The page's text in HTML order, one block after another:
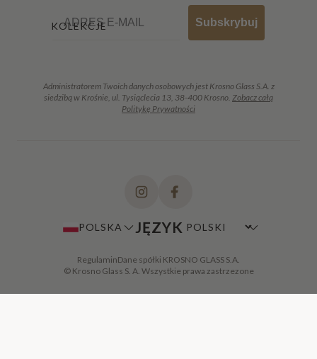
KOLEKCJE
Subskrybuj
Administratorem Twoich danych osobowych jest Krosno Glass S.A. z
siedzibą w Krośnie, ul. Tysiąclecia 13, 38-400 Krosno. Zobacz całą
Politykę Prywatności
POLSKA JĘZYK
RegulaminDane spółki KROSNO GLASS S.A.
© Krosno Glass S. A. Wszystkie prawa zastrzezone